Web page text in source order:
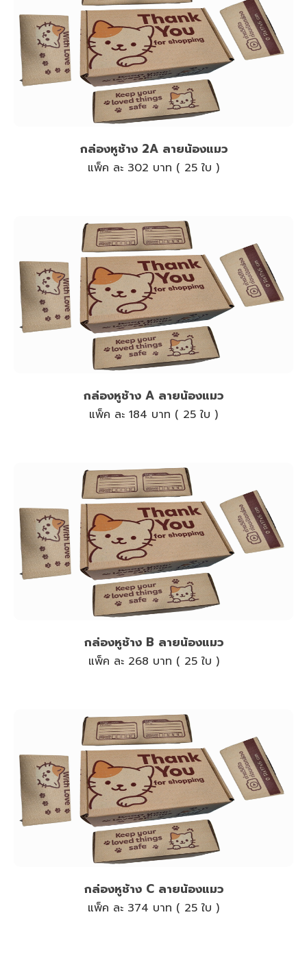
กล่องหูช้าง 2A ลายน้องแมว
แพ็ค ละ 302 บาท ( 25 ใบ )
กล่องหูช้าง A ลายน้องแมว
แพ็ค ละ 184 บาท ( 25 ใบ )
กล่องหูช้าง B ลายน้องแมว
แพ็ค ละ 268 บาท ( 25 ใบ )
กล่องหูช้าง C ลายน้องแมว
แพ็ค ละ 374 บาท ( 25 ใบ )